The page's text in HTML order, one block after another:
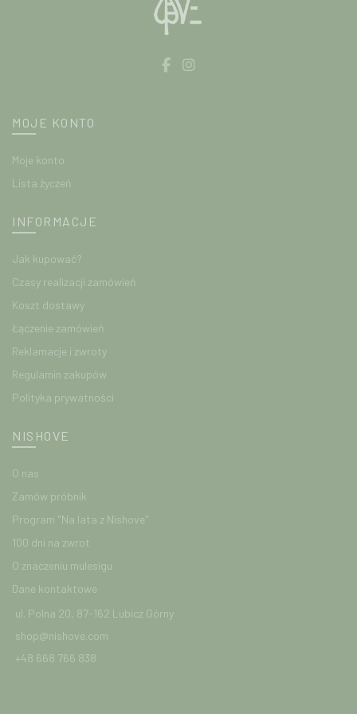
MOJE KONTO
Moje konto
Lista życzeń
INFORMACJE
Jak kupować?
Czasy realizacji zamówień
Koszt dostawy
Łączenie zamówień
Reklamacje i zwroty
Regulamin zakupów
Polityka prywatności
NISHOVE
O nas
Zamów próbnik
Program "Na lata z Nishove"
100 dni na zwrot
O znaczeniu mulesigu
Dane kontaktowe
ul. Polna 20, 87-162 Lubicz Górny
shop@nishove.com
+48 668 766 838